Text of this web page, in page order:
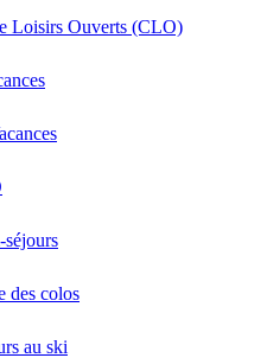
Loisirs Ouverts (CLO)
des colos
au ski